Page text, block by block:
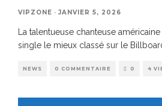
VIPZONE · JANVIER 5, 2026
La talentueuse chanteuse
single le mieux classé sur le
NEWS 0 COMMENTAIRE 0 4